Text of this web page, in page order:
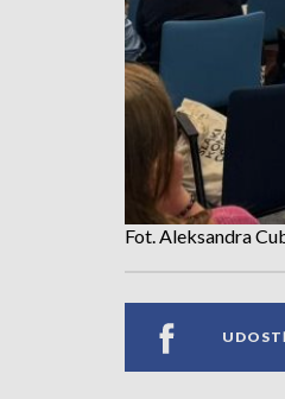
Fot. Aleksandra